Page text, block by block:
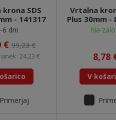
SDS
- 141317
6 dni
€99,23 €
24,23 €
Primerjaj
Vrtalna
Plus 30mm -
Na
8,78
V